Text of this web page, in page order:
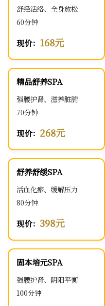
舒经活络、全身放松
60分钟
现价： 168元
精品舒养SPA
强腰护肾、滋养脏腑
70分钟
现价： 268元
舒养舒缓SPA
活血化瘀、缓解压力
80分钟
现价： 398元
固本培元SPA
强腰护肾、阴阳平衡
100分钟